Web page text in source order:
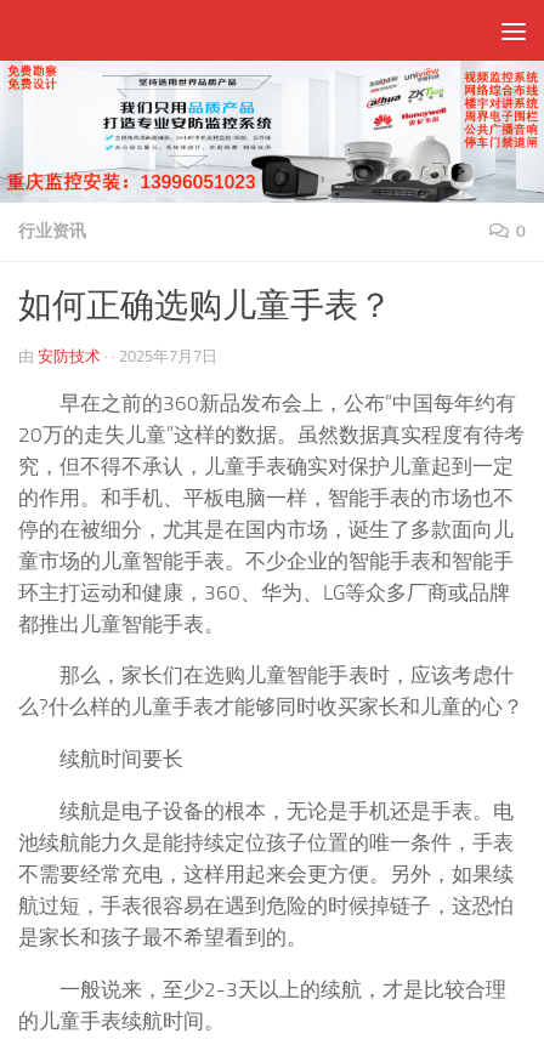
行业资讯 0
如何正确选购儿童手表？
由 安防技术 · · 2025年7月7日
早在之前的360新品发布会上，公布“中国每年约有
20万的走失儿童”这样的数据。虽然数据真实程度有待考
究，但不得不承认，儿童手表确实对保护儿童起到一定
的作用。和手机、平板电脑一样，智能手表的市场也不
停的在被细分，尤其是在国内市场，诞生了多款面向儿
童市场的儿童智能手表。不少企业的智能手表和智能手
环主打运动和健康，360、华为、LG等众多厂商或品牌
都推出儿童智能手表。
那么，家长们在选购儿童智能手表时，应该考虑什
么?什么样的儿童手表才能够同时收买家长和儿童的心？
续航时间要长
续航是电子设备的根本，无论是手机还是手表。电
池续航能力久是能持续定位孩子位置的唯一条件，手表
不需要经常充电，这样用起来会更方便。另外，如果续
航过短，手表很容易在遇到危险的时候掉链子，这恐怕
是家长和孩子最不希望看到的。
一般说来，至少2-3天以上的续航，才是比较合理
的儿童手表续航时间。